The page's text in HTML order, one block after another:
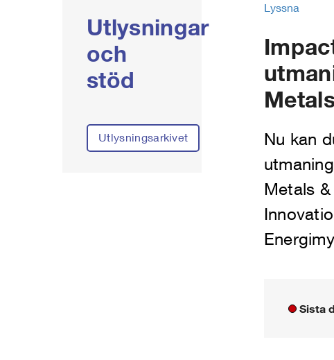
Lyssna
Nu kan
Metals
Sista
Utlysningar
och
stöd
Utlysningsarkivet